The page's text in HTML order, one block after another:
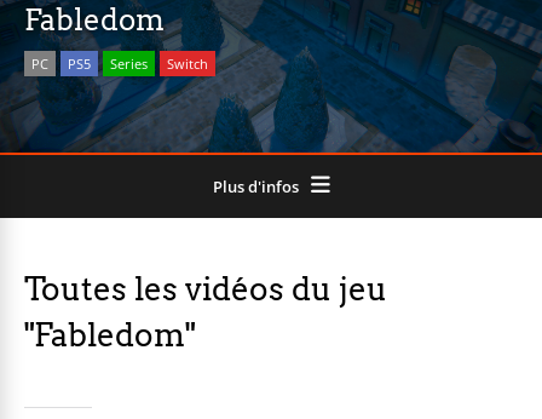
Fabledom
PC PS5 Series Switch
Plus d'infos
Toutes les vidéos du jeu
"Fabledom"